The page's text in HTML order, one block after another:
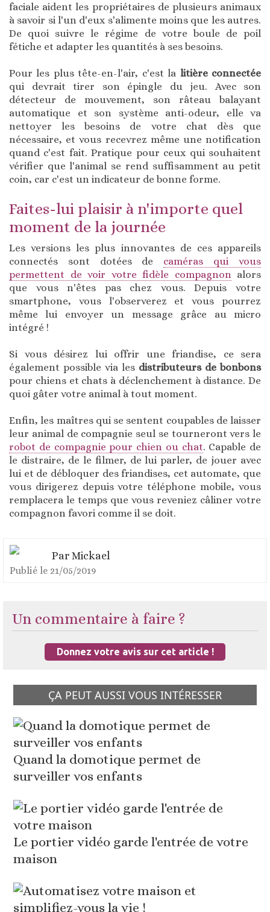
faciale aident les propriétaires de plusieurs animaux
à savoir si l'un d'eux s'alimente moins que les autres.
De quoi suivre le régime de votre boule de poil
fétiche et adapter les quantités à ses besoins.
Pour les plus tête-en-l'air, c'est la litière connectée
qui devrait tirer son épingle du jeu. Avec son
détecteur de mouvement, son râteau balayant
automatique et son système anti-odeur, elle va
nettoyer les besoins de votre chat dès que
nécessaire, et vous recevrez même une notification
quand c'est fait. Pratique pour ceux qui souhaitent
vérifier que l'animal se rend suffisamment au petit
coin, car c'est un indicateur de bonne forme.
Faites-lui plaisir à n'importe quel
moment de la journée
Les versions les plus innovantes de ces appareils
connectés sont dotées de caméras qui vous
permettent de voir votre fidèle compagnonalors
que vous n'êtes pas chez vous. Depuis votre
smartphone, vous l'observerez et vous pourrez
même lui envoyer un message grâce au micro
intégré !
Si vous désirez lui offrir une friandise, ce sera
également possible via les distributeurs de bonbons
pour chiens et chats à déclenchement à distance. De
quoi gâter votre animal à tout moment.
Enfin, les maîtres qui se sentent coupables de laisser
leur animal de compagnie seul se tourneront vers le
robot de compagnie pour chien ou chat. Capable de
le distraire, de le filmer, de lui parler, de jouer avec
lui et de débloquer des friandises, cet automate, que
vous dirigerez depuis votre téléphone mobile, vous
remplacera le temps que vous reveniez câliner votre
compagnon favori comme il se doit.
Par Mickael
Publié le 21/05/2019
Un commentaire à faire ?
Donnez votre avis sur cet article !
ÇA PEUT AUSSI VOUS INTÉRESSER
Quand la domotique permet de
surveiller vos enfants
Le portier vidéo garde l'entrée de votre
maison